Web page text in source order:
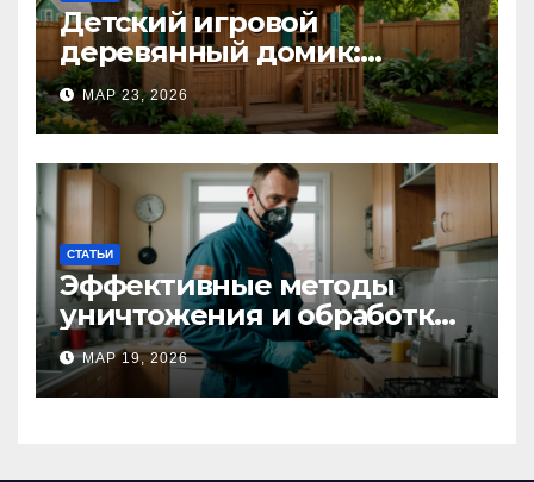
Детский игровой
деревянный домик:
волшебное пространство
для самых маленьких от
Kastum
МАР 23, 2026
СТАТЬИ
Эффективные методы
уничтожения и обработки
тараканов в Москве:
профессиональный подход
к дезинсекции квартир и
МАР 19, 2026